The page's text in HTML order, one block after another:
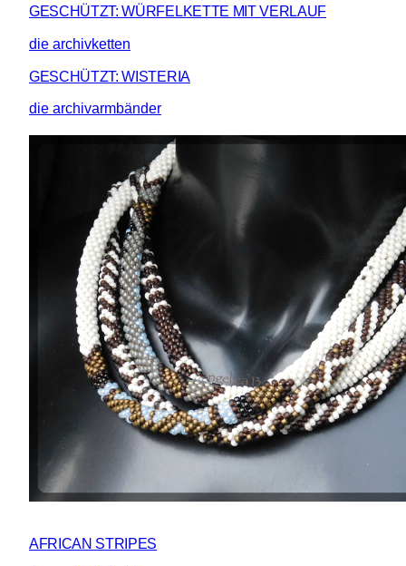
GESCHÜTZT: WÜRFELKETTE MIT VERLAUF
die archivketten
GESCHÜTZT: WISTERIA
die archivarmbänder
AFRICAN STRIPES